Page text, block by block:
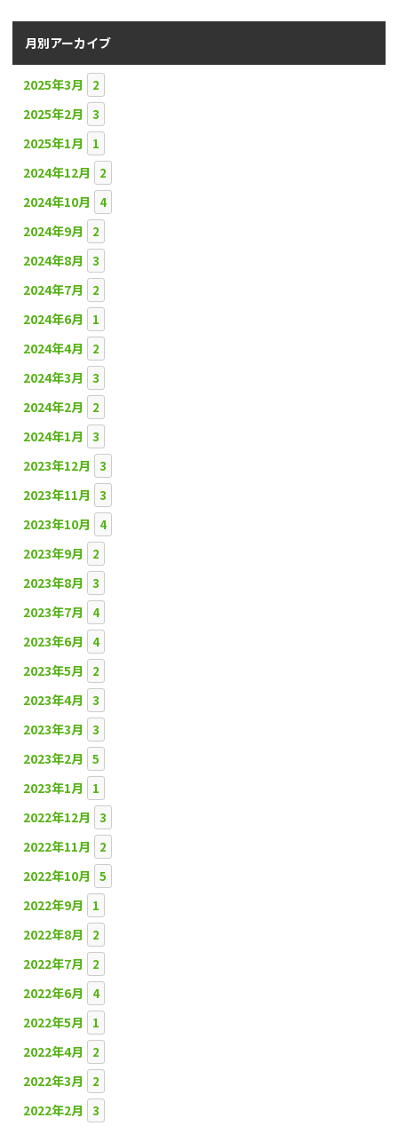
月別アーカイブ
2025年3月 2
2025年2月 3
2025年1月 1
2024年12月 2
2024年10月 4
2024年9月 2
2024年8月 3
2024年7月 2
2024年6月 1
2024年4月 2
2024年3月 3
2024年2月 2
2024年1月 3
2023年12月 3
2023年11月 3
2023年10月 4
2023年9月 2
2023年8月 3
2023年7月 4
2023年6月 4
2023年5月 2
2023年4月 3
2023年3月 3
2023年2月 5
2023年1月 1
2022年12月 3
2022年11月 2
2022年10月 5
2022年9月 1
2022年8月 2
2022年7月 2
2022年6月 4
2022年5月 1
2022年4月 2
2022年3月 2
2022年2月 3